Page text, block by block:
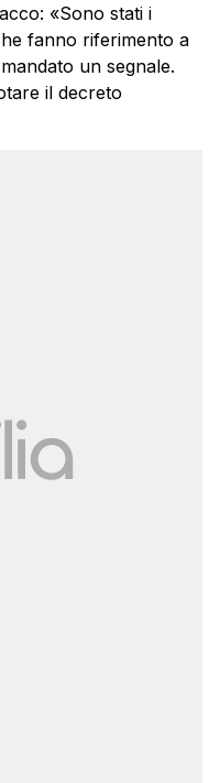
«Sono stati i
fanno riferimento a
un segnale.
il decreto